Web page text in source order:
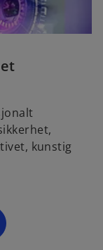
kunstig